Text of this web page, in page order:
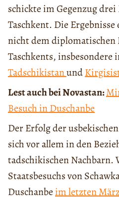
schickte im Gegenzug
Taschkent. Die
nicht dem diplomatischen
Taschkents, insbesondere
Tadschikistanund
Lest auch bei Novastan:
Besuch in Duschanbe
Der Erfolg der
sich vor allem in den
tadschikischen Nachbarn.
Staatsbesuchs von
Duschanbe im letzten